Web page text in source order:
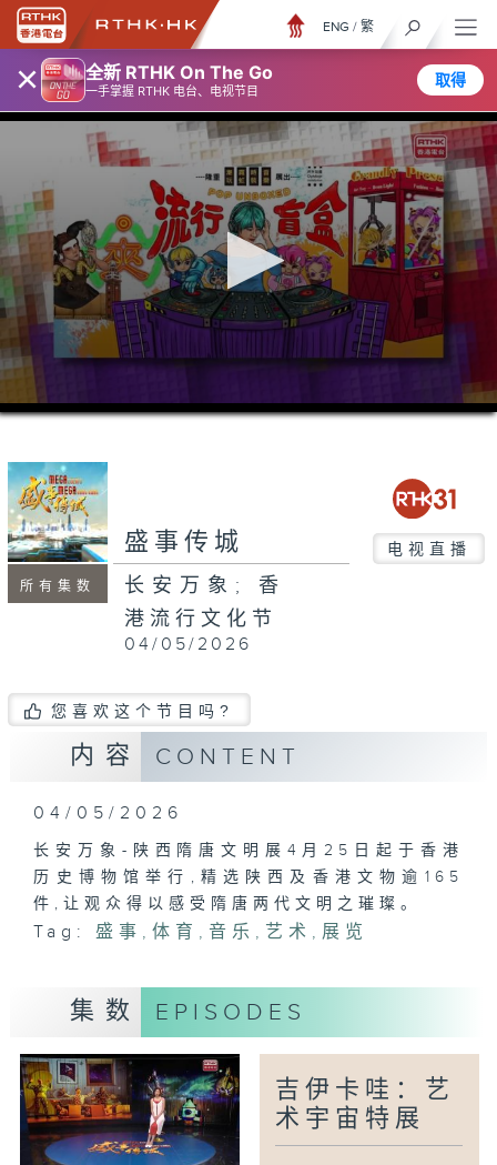
× 全新 RTHK On The Go
一手掌握 RTHK 电台、电视节目
取得
ENG / 繁
0
seconds
minutes,
7
seconds
所有集数
盛事传城 电视直播
长安万象; 香
港流行文化节
04/05/2026
您喜欢这个节目吗?
内容 CONTENT
04/05/2026
长安万象-陕西隋唐文明展4月25日起于香港
历史博物馆举行,精选陕西及香港文物逾165
件,让观众得以感受隋唐两代文明之璀璨。
Tag: 盛事 ,体育 , 音乐 , 艺术 ,展览
集数 EPISODES
吉伊卡哇：艺
术宇宙特展